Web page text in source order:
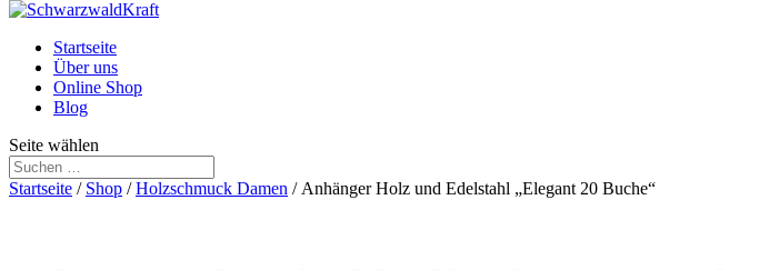
Startseite
Über uns
Online Shop
Blog
Seite wählen
Startseite / Shop /Holzschmuck Damen / Anhänger Holz und Edelstahl „Elegant 20 Buche“